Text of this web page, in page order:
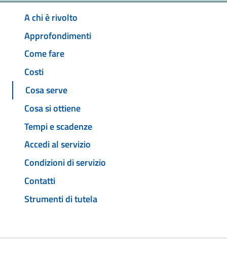
A chi è rivolto
Approfondimenti
Come fare
Costi
Cosa serve
Cosa si ottiene
Tempi e scadenze
Accedi al servizio
Condizioni di servizio
Contatti
Strumenti di tutela